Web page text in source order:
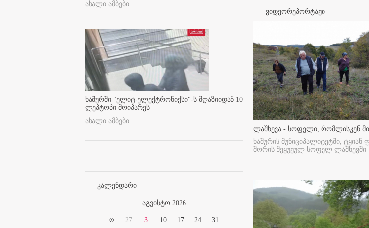
ახალი ამბები
ხაშურში "ელიტ-ელექტრონიქსი"-ს მღაზიიდან 10
ლეპტოპი მოიპარეს
ახალი ამბები
კალენდარი
აგვისტო 2026
ო 27 3 10 17 24 31
ვიდეორეპორტაჟი
ლაშხევა - სოფელი, რომლისკენ
ხაშურის მუნიციპალიტეტში, ტყიან
შორის შეყუჟულ სოფელ ლაშხევში